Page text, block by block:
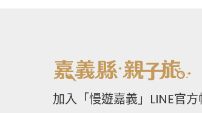
加入「慢遊嘉義」LINE官